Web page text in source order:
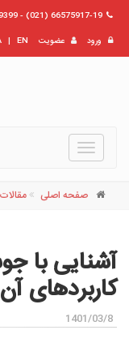
66575917-19 (021) - 09394309399
ورود
عضویت EN
|
Toggle
navigation
صفحه اصلی مقالات
آشنایی با
کاربردهای آن
1401/03/8